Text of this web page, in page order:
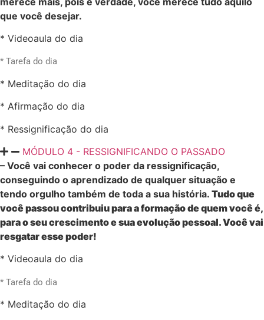
que você desejar.
* Videoaula do dia
* Tarefa do dia
* Meditação do dia
* Afirmação do dia
* Ressignificação do dia
MÓDULO 4 - RESSIGNIFICANDO O PASSADO
– Você vai conhecer o poder da ressignificação,
conseguindo o aprendizado de qualquer situação e
tendo orgulho também de toda a sua história. Tudo que
você passou contribuiu para a formação de quem você é,
para o seu crescimento e sua evolução pessoal. Você vai
resgatar esse poder!
* Videoaula do dia
* Tarefa do dia
* Meditação do dia